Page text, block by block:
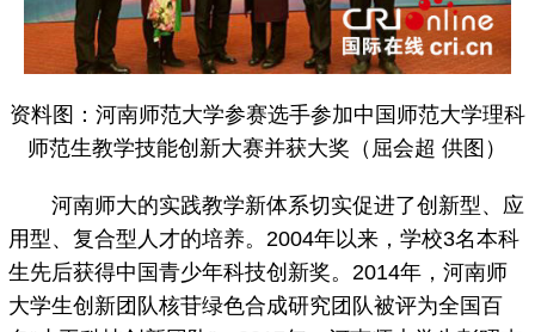
资料图：河南师范大学参赛选手参加中国师范大学理科
师范生教学技能创新大赛并获大奖（屈会超 供图）
河南师大的实践教学新体系切实促进了创新型、应
用型、复合型人才的培养。2004年以来，学校3名本科
生先后获得中国青少年科技创新奖。2014年，河南师
大学生创新团队核苷绿色合成研究团队被评为全国百